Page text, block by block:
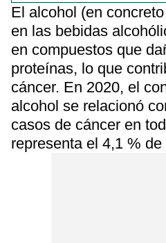
El alcohol (en
en las bebidas
en compuestos que
proteínas, lo que
cáncer. En 2020, el
alcohol se relacionó
casos de cáncer en
representa el 4,1 %